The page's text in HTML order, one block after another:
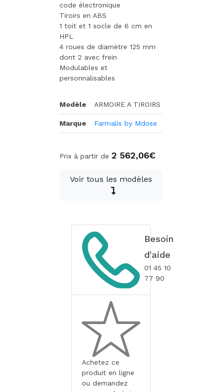
code électronique
Tiroirs en ABS
1 toit et 1 socle de 6 cm en
HPL
4 roues de diamètre 125 mm
dont 2 avec frein
Modulables et
personnalisables
Modèle ARMOIRE A TIROIRS
Marque Farmalis by Mdose
Prix à partir de 2 562,06€
Voir tous les modèles
Besoin
d'aide
01 45 10
77 90
Achetez ce
produit en ligne
ou demandez